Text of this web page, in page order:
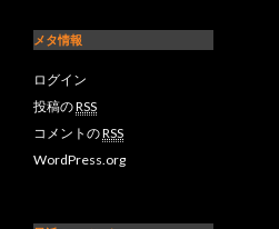
メタ情報
ログイン
投稿のRSS
コメントのRSS
WordPress.org